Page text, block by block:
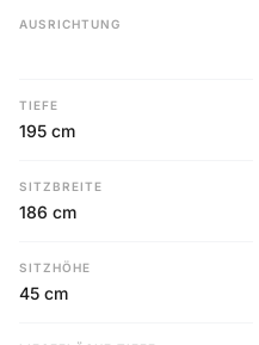
AUSRICHTUNG
TIEFE
195 cm
SITZBREITE
186 cm
SITZHÖHE
45 cm